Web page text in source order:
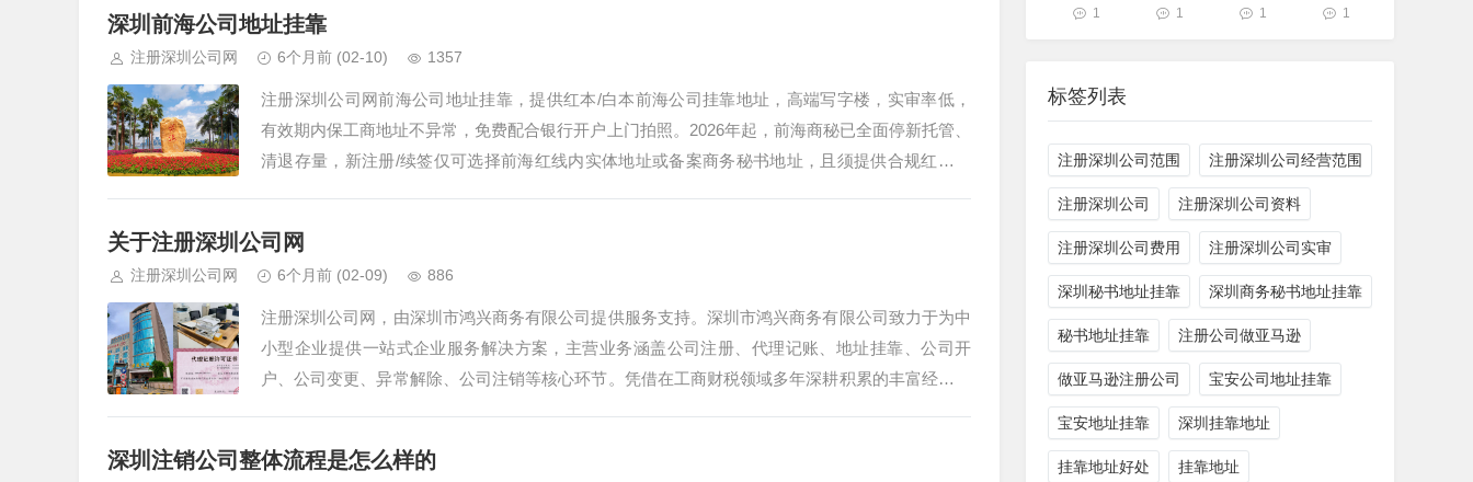
深圳前海公司地址挂靠
注册深圳公司网 6个月前 (02-10) 1357
注册深圳公司网前海公司地址挂靠，提供红本/白本前海公司挂靠地址，高端写字楼，实审率低，
有效期内保工商地址不异常，免费配合银行开户上门拍照。2026年起，前海商秘已全面停新托管、
清退存量，新注册/续签仅可选择前海红线内实体地址或备案商务秘书地址，且须提供合规红本材
关于注册深圳公司网
注册深圳公司网 6个月前 (02-09) 886
注册深圳公司网，由深圳市鸿兴商务有限公司提供服务支持。深圳市鸿兴商务有限公司致力于为中
小型企业提供一站式企业服务解决方案，主营业务涵盖公司注册、代理记账、地址挂靠、公司开
户、公司变更、异常解除、公司注销等核心环节。凭借在工商财税领域多年深耕积累的丰富经验，
深圳注销公司整体流程是怎么样的
1 1 1 1
标签列表
注册深圳公司范围 注册深圳公司经营范围
注册深圳公司 注册深圳公司资料
注册深圳公司费用 注册深圳公司实审
深圳秘书地址挂靠 深圳商务秘书地址挂靠
秘书地址挂靠 注册公司做亚马逊
做亚马逊注册公司 宝安公司地址挂靠
宝安地址挂靠 深圳挂靠地址
挂靠地址好处 挂靠地址